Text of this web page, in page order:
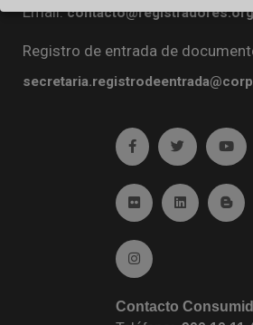
Email:contacto@registradores.org
Registro de entrada de
Ir a facebook (abre
Ir a twitter
Ir
Ir a Flickr (abre en
Ir a Ir
Ir a Instagram
Contacto